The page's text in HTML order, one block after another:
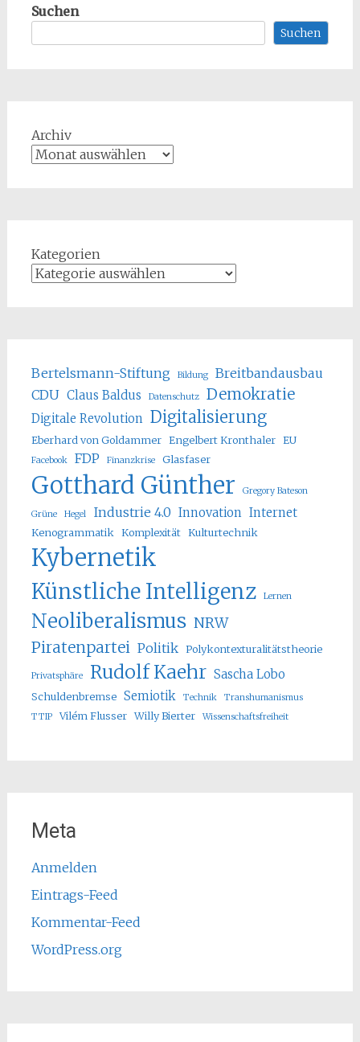
Suchen
Suchen
Archiv
Kategorien
Bertelsmann-Stiftung Bildung
Breitbandausbau
CDU Claus Baldus Datenschutz Demokratie
Digitale Revolution Digitalisierung
Eberhard von Goldammer Engelbert Kronthaler EU
Facebook FDP Finanzkrise Glasfaser
Gotthard Günther Gregory Bateson
Grüne Hegel Industrie 4.0 Innovation Internet
Kenogrammatik Komplexität Kulturtechnik
Kybernetik
Künstliche Intelligenz Lernen
Neoliberalismus NRW
Piratenpartei Politik Polykontexturalitätstheorie
Privatsphäre Rudolf Kaehr Sascha Lobo
Schuldenbremse Semiotik Technik
Transhumanismus
TTIP
Vilém Flusser Willy Bierter Wissenschaftsfreiheit
Meta
Anmelden
Eintrags-Feed
Kommentar-Feed
WordPress.org